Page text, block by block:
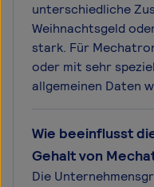
unterschiedliche
Weihnachtsgeld
stark. Für
oder mit sehr
allgemeinen Daten
Wie beeinflusst
Gehalt von
Die